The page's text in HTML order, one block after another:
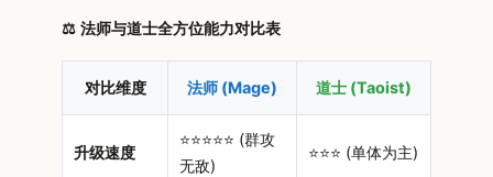
⚖️ 法师与道士全方位能力对比表
对比维度 法师 (Mage) 道士 (Taoist)
升级速度
⭐⭐⭐⭐⭐ (群攻
无敌)
⭐⭐⭐ (单体为主)